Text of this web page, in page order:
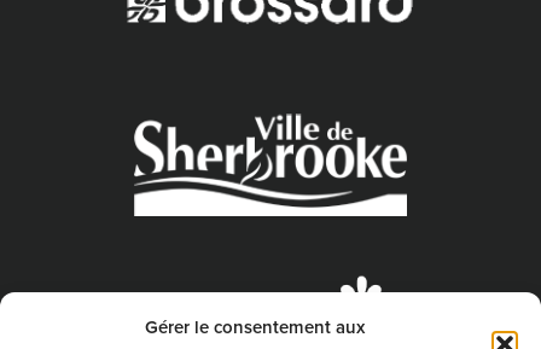
Gérer le consentement aux